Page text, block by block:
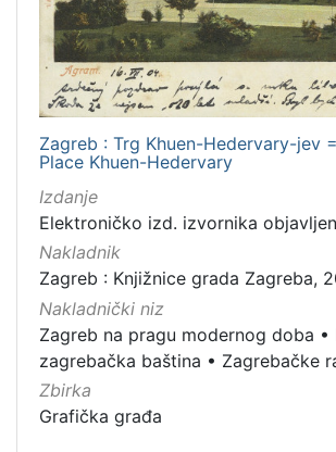
Zagreb : Trg Khuen-Hedervary-jev
Place Khuen-Hedervary
Izdanje
Elektroničko izd. izvornika
Nakladnik
Zagreb : Knjižnice grada Zagreba,
Nakladnički niz
Zagreb na pragu modernog doba •
zagrebačka baština • Zagrebačke
Zbirka
Grafička građa